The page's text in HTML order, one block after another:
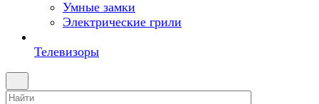
Умные замки
Электрические грили
Телевизоры